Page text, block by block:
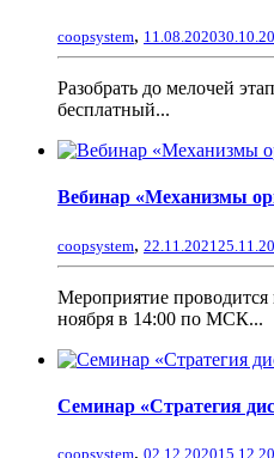
coopsystem, 11.08.2020
Разобрать до мелочей
бесплатный...
Вебинар «Механизмы
coopsystem, 22.11.2021
Мероприятие
ноября в 14:00 по МСК...
Семинар «Стратегия
coopsystem, 02.12.2020